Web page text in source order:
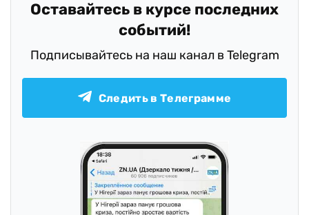
Оставайтесь в курсе последних
событий!
Подписывайтесь на наш канал в Telegram
Следить в Телеграмме